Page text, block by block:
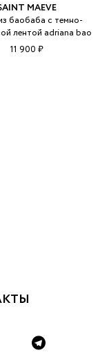
MAEVE
баобаба с темно-
лентой adriana bao
11 900 ₽